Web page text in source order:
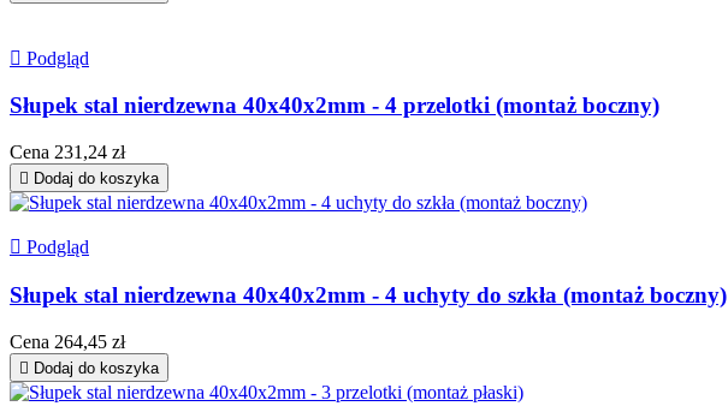
 Podgląd
Słupek stal nierdzewna 40x40x2mm - 4 przelotki (montaż boczny)
Cena 231,24 zł
 Dodaj do koszyka
 Podgląd
Słupek stal nierdzewna 40x40x2mm - 4 uchyty do szkła (montaż boczny)
Cena 264,45 zł
 Dodaj do koszyka